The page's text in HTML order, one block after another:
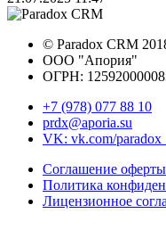
© Paradox CRM
ООО "Апория"
ОГРН:
+7 (978) 077 88 10
prdx@aporia.su
VK: vk.com/
Соглашение оферты
Политика
Лицензионное